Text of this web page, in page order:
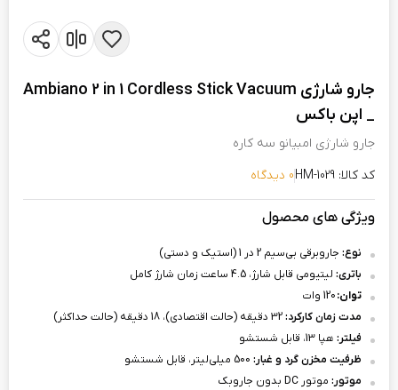
جارو شارژی Ambiano 2 in 1 Cordless Stick Vacuum
_ اپن باکس
جارو شارژی امبیانو سه کاره
کد کالا: HM-1029
0 دیدگاه
ویژگی های محصول
نوع: جاروبرقی بی‌سیم 2 در 1 (استیک و دستی)
باتری: لیتیومی قابل شارژ، 4.5 ساعت زمان شارژ کامل
توان:120 وات
مدت زمان کارکرد:
فیلتر: هپا 13، قابل شستشو
ظرفیت مخزن گرد و غبار:
موتور: موتور DC بدون جاروبک